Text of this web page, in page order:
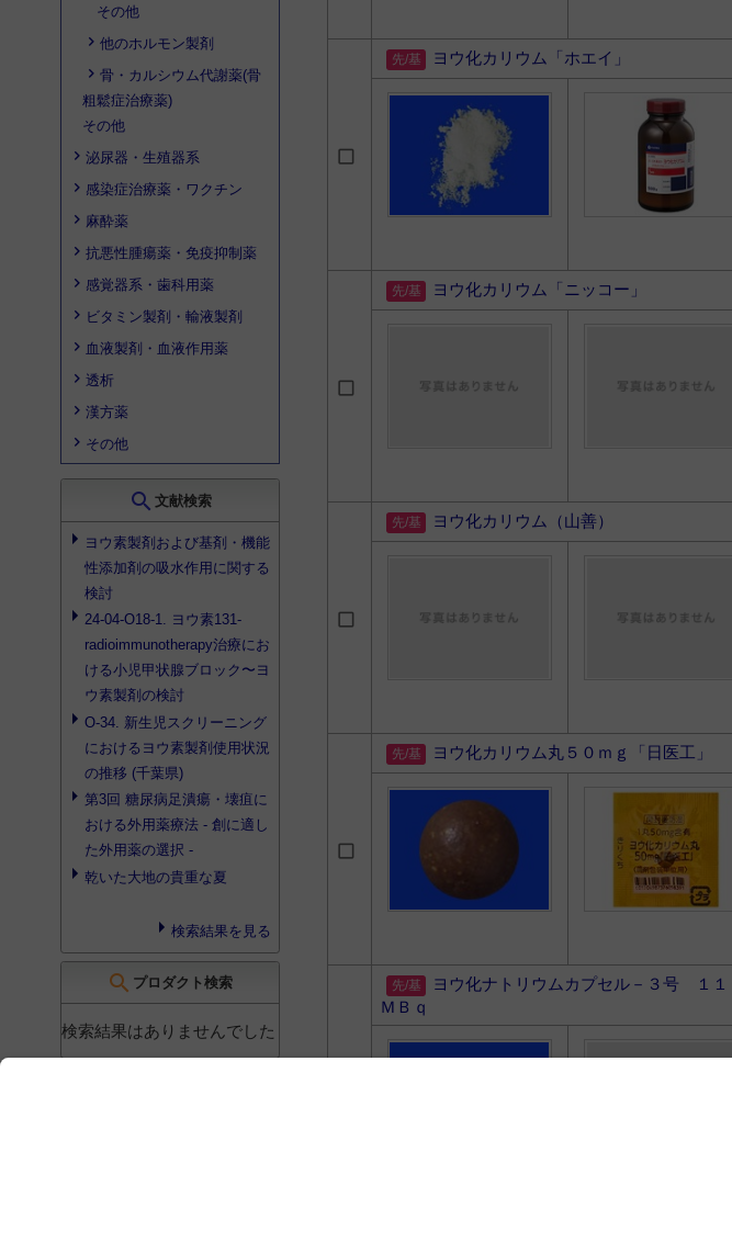
その他
他のホルモン製剤
骨・カルシウム代謝薬(骨
粗鬆症治療薬)
その他
泌尿器・生殖器系
感染症治療薬・ワクチン
麻酔薬
抗悪性腫瘍薬・免疫抑制薬
感覚器系・歯科用薬
ビタミン製剤・輸液製剤
血液製剤・血液作用薬
透析
漢方薬
その他
search 文献検索
ヨウ素製剤および基剤・機能
性添加剤の吸水作用に関する
検討
24-04-O18-1. ヨウ素131-
radioimmunotherapy治療にお
ける小児甲状腺ブロック〜 ヨ
ウ素製剤 の検討
O-34. 新生児スクリーニング
における ヨウ素製剤 使用状況
の推移 (千葉県)
第3回 糖尿病足潰瘍・壊疽に
おける外用薬療法 - 創に適し
た外用薬の選択 -
乾いた大地の貴重な夏
検索結果を見る
search プロダクト検索
検索結果はありませんでした
ヨウ化カリウム「ホエイ」
ヨウ化カリウム「ニッコー」
ヨウ化カリウム（山善）
ヨウ化カリウム丸５０ｍｇ「日医工」
ヨウ化ナトリウムカプセル－３号 １１
ＭＢｑ